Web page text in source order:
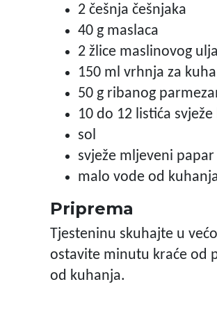
2 češnja češnjaka
40 g maslaca
2 žlice maslinovog ulja
150 ml vrhnja za
50 g ribanog
10 do 12 listića
sol
svježe mljeveni papar
malo vode od
Priprema
Tjesteninu skuhajte u
ostavite minutu kraće od
od kuhanja.